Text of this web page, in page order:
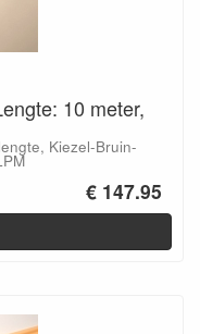
10 meter,
Kiezel-Bruin-
€ 147.95